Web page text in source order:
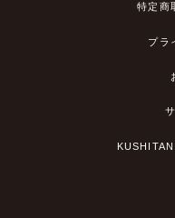
特定商
プラ